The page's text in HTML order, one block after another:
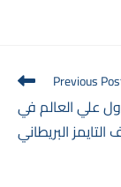
Read
more
articles
Previous
علي العالم في
البريطاني